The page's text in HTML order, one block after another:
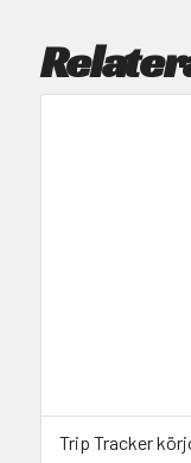
Trip Tracker